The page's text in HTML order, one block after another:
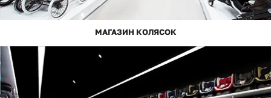
МАГАЗИН КОЛЯСОК